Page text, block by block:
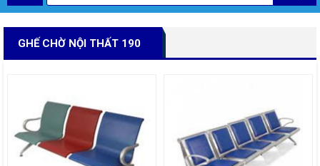
GHẾ CHỜ NỘI THẤT 190